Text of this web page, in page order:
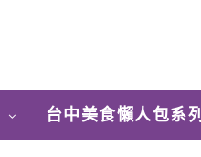
台中美食懶人包系列